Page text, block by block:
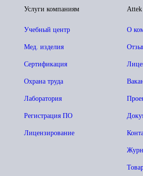
О
Услуги компаниям
Учебный центр
Мед. изделия
Сертификация
Охрана труда
Лаборатория
Регистрация ПО
Лицензирование